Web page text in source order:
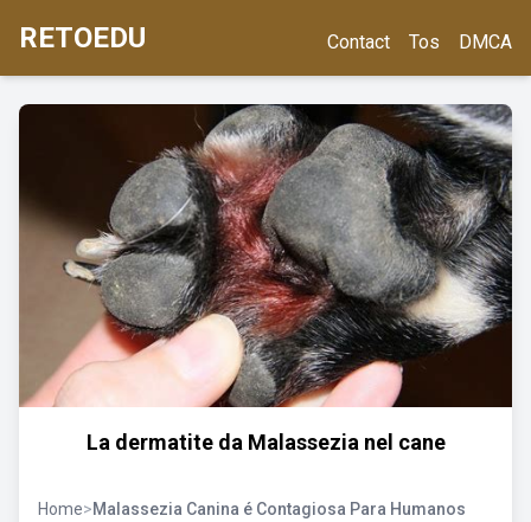
RETOEDU Contact Tos DMCA
La dermatite da Malassezia nel cane
Home>Malassezia Canina é Contagiosa Para Humanos